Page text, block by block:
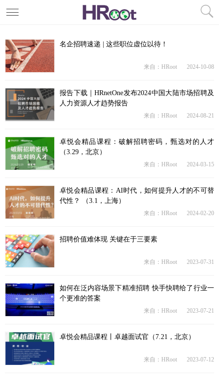
名企招聘速递 | 这些职位虚位以待！
来自：HRoot 2024-10-08
报告下载｜HRnetOne发布2024中国大陆市场招聘及
人力资源人才趋势报告
来自：HRoot 2024-08-21
卓悦会精品课程：破解招聘密码，甄选对的人才
（3.29，北京）
来自：HRoot 2024-03-15
卓悦会精品课程：AI时代，如何提升人才的不可替
代性？ （3.1，上海）
来自：HRoot 2024-02-20
招聘价值难体现 关键在于三要素
来自：HRoot 2023-07-31
如何在泛内容场景下精准招聘 快手快聘给了行业一
个更准的答案
来自：HRoot 2023-07-21
卓悦会精品课程丨卓越面试官（7.21，北京）
来自：HRoot 2023-07-12